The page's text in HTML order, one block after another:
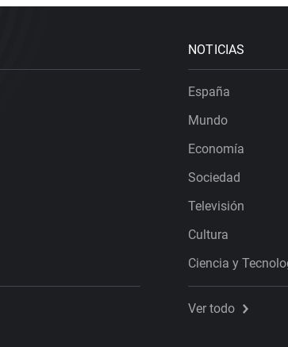
NOTICIAS
España
Mundo
Economía
Sociedad
Televisión
Cultura
Ciencia y
Ver todo